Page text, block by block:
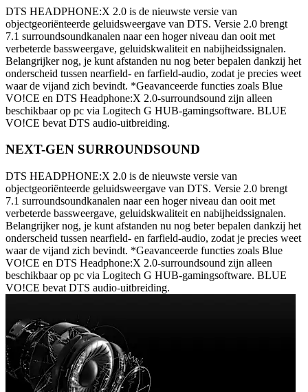
DTS HEADPHONE:X 2.0 is de nieuwste versie van
objectgeoriënteerde geluidsweergave van DTS. Versie 2.0 brengt
7.1 surroundsoundkanalen naar een hoger niveau dan ooit met
verbeterde bassweergave, geluidskwaliteit en nabijheidssignalen.
Belangrijker nog, je kunt afstanden nu nog beter bepalen dankzij het
onderscheid tussen nearfield- en farfield-audio, zodat je precies weet
waar de vijand zich bevindt. *Geavanceerde functies zoals Blue
VO!CE en DTS Headphone:X 2.0-surroundsound zijn alleen
beschikbaar op pc via Logitech G HUB-gamingsoftware. BLUE
VO!CE bevat DTS audio-uitbreiding.
NEXT-GEN SURROUNDSOUND
DTS HEADPHONE:X 2.0 is de nieuwste versie van
objectgeoriënteerde geluidsweergave van DTS. Versie 2.0 brengt
7.1 surroundsoundkanalen naar een hoger niveau dan ooit met
verbeterde bassweergave, geluidskwaliteit en nabijheidssignalen.
Belangrijker nog, je kunt afstanden nu nog beter bepalen dankzij het
onderscheid tussen nearfield- en farfield-audio, zodat je precies weet
waar de vijand zich bevindt. *Geavanceerde functies zoals Blue
VO!CE en DTS Headphone:X 2.0-surroundsound zijn alleen
beschikbaar op pc via Logitech G HUB-gamingsoftware. BLUE
VO!CE bevat DTS audio-uitbreiding.